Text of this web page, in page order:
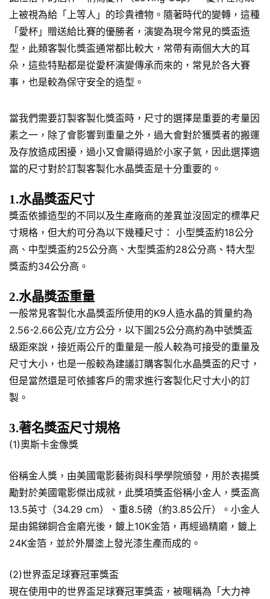
上被視為給「上等人」的珍貴禮物。隨著時代的變轉，這種
「愛杯」贈送給比賽的優勝者，演變為現今常見的獎盃造
型，此類客製化獎盃通常都比較大，常帶有兩個大大的耳
朵，這些特點都是從愛杯演變傳承而來的，常見於各大賽
事，也是較為保守安全的造型。
當我們需要訂製客製化獎盃時，尺寸的選擇是重要的考量因
素之一，除了會影響到重量之外，過大會對於獲獎者的搬運
及存放造成困擾，過小又會顯得過於小家子氣，因此選擇適
當的尺寸對於訂製客製化水晶獎盃是十分重要的。
1.水晶獎盃尺寸
獎盃依據造型的不同以及生產廠商的差異並沒固定的標準尺
寸規格，但大約可分為以下幾種尺寸： 小型獎盃約18公分
高、中型獎盃約25公分高、大型獎盃約28公分高、特大型
獎盃約34公分高。
2.水晶獎盃重量
一般常見客製化水晶獎盃所使用的K9人造水晶的質量約為
2.56-2.66公克/立方公分，以下圖25公分高約為中號獎盃
級距來說，接近兩公斤的重量是一般人較為可接受的重量及
尺寸大小，也是一般較為建議訂購客製化水晶獎盃的尺寸，
但是當然還是可依據客戶的需求進行客製化尺寸大小的訂
製。
3.著名獎盃尺寸規格
(1)奧斯卡金像獎
俗稱金人獎，由美國電影藝術與科學學院頒發，用於表揚獎
勵對於美國電影傑出成就，此獎項獎盃俗稱小金人，獎盃高
13.5英寸（34.29 cm）、重8.5磅（約3.85公斤）。小金人
是由錫銻銅合金磨光後，鍍上10K金箔，再經過精磨，鍍上
24K金箔，並於外層塗上發光漆生產而成的。
(2)世界盃足球賽冠軍獎盃
現在使用中的世界盃足球賽冠軍獎盃，被暱稱為「大力神